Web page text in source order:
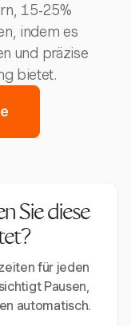
15-25%
indem es
und präzise
bietet.
Sie diese
für jeden
Pausen,
automatisch.